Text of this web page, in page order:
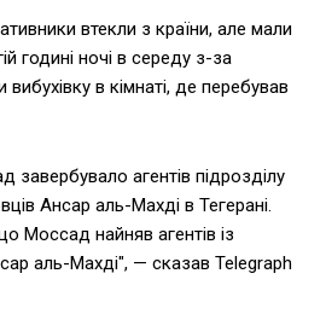
втекли з країни, але мали
годині ночі в середу з-за
в кімнаті, де перебував
агентів підрозділу
Ансар аль-Махді в Тегерані.
Моссад найняв агентів із
аль-Махді", — сказав Telegraph